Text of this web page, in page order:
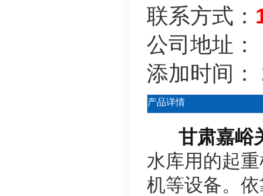
联系方式：
公司地址：
添加时间：
产品详情
甘肃嘉峪
水库用的起
机等设备。